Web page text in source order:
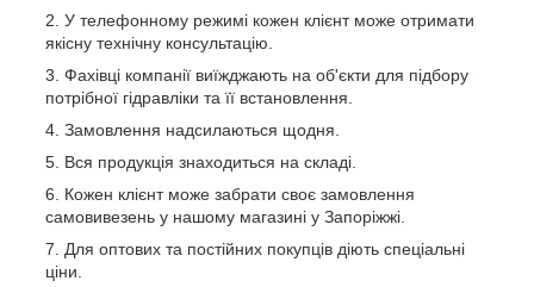
У телефонному режимі кожен клієнт може отримати
якісну технічну консультацію.
Фахівці компанії виїжджають на об'єкти для підбору
потрібної гідравліки та її встановлення.
Замовлення надсилаються щодня.
Вся продукція знаходиться на складі.
Кожен клієнт може забрати своє замовлення
самовивезень у нашому магазині у Запоріжжі.
Для оптових та постійних покупців діють спеціальні
ціни.